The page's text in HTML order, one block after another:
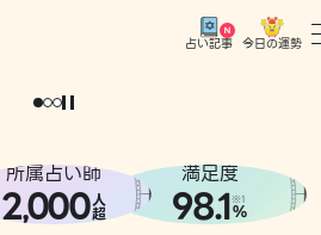
占い記事 今日の運勢
どうせなら
。
所属占い師
2,000人
超
満足度
98.1※1
%